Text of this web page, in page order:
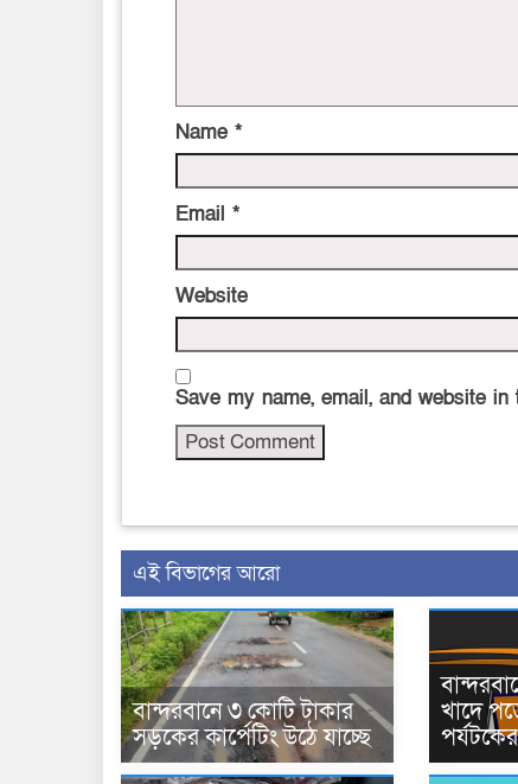
Name *
Email *
Website
Save my name, email, and website
এই বিভাগের আরো
বান্দরবানে ৩ কোটি টাকার
সড়কের কার্পেটিং উঠে যাচ্ছে
খাদে
পর্যটকের